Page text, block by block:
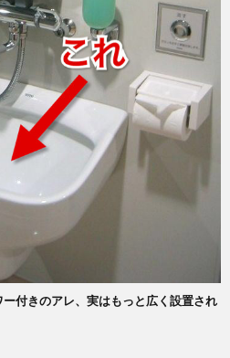
付きのアレ、実はもっと広く設置され